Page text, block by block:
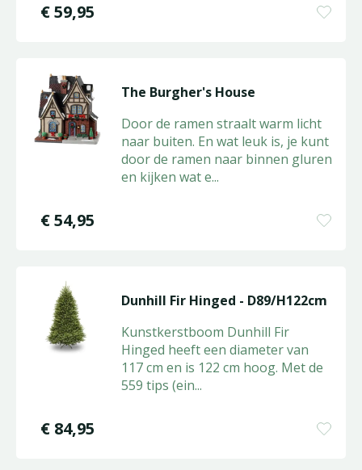
€59,95
The Burgher's House
Door de ramen straalt warm licht
naar buiten. En wat leuk is, je kunt
door de ramen naar binnen gluren
en kijken wat e...
€54,95
Dunhill Fir Hinged - D89/H122cm
Kunstkerstboom Dunhill Fir
Hinged heeft een diameter van
117 cm en is 122 cm hoog. Met de
559 tips (ein...
€ 84,95